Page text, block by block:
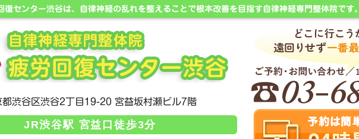
センター渋谷は、自律神経の乱れを整えることで根本改善を目指す自律神経専門整体院です。
都渋谷区渋谷2丁目19-20 宮益坂村瀬ビル7階
JR渋谷駅 宮益口徒歩3分